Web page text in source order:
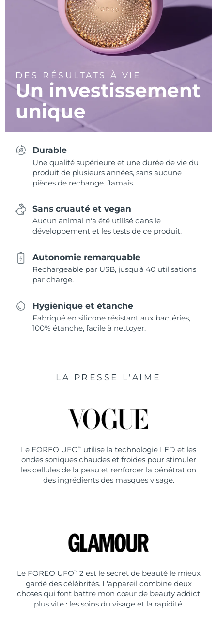
DES RÉSULTATS À VIE
Un investissement
unique
Durable
Une qualité supérieure et une durée de vie du
produit de plusieurs années, sans aucune
pièces de rechange. Jamais.
Sans cruauté et vegan
Aucun animal n'a été utilisé dans le
développement et les tests de ce produit.
Autonomie remarquable
Rechargeable par USB, jusqu'à 40 utilisations
par charge.
Hygiénique et étanche
Fabriqué en silicone résistant aux bactéries,
100% étanche, facile à nettoyer.
LA PRESSE L'AIME
Le FOREO UFO TM
utilise la technologie LED et les
ondes soniques chaudes et froides pour stimuler
les cellules de la peau et renforcer la pénétration
des ingrédients des masques visage.
Le FOREO UFO TM2 est le secret de beauté le mieux
gardé des célébrités. L'appareil combine deux
choses qui font battre mon cœur de beauty addict
plus vite : les soins du visage et la rapidité.